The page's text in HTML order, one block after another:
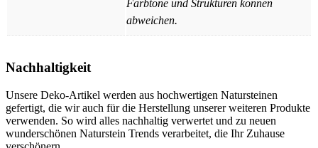
Farbtöne und Strukturen können
abweichen.
Nachhaltigkeit
Unsere Deko-Artikel werden aus hochwertigen Natursteinen
gefertigt, die wir auch für die Herstellung unserer weiteren Produkte
verwenden. So wird alles nachhaltig verwertet und zu neuen
wunderschönen Naturstein Trends verarbeitet, die Ihr Zuhause